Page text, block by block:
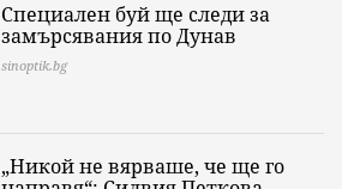
Специален буй ще следи за
замърсявания по Дунав
sinoptik.bg
„Никой не вярваше, че ще го